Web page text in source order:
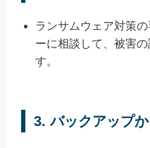
ランサムウェア対策
ーに相談して、被害
す。
3.バックアップ